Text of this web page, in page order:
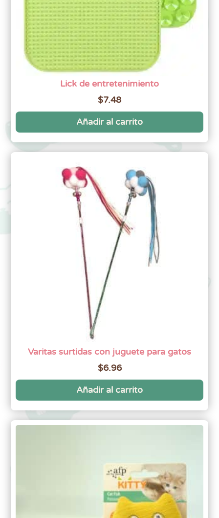
Lick de entretenimiento
$7.48
Añadir al carrito
Varitas surtidas con juguete para gatos
$6.96
Añadir al carrito